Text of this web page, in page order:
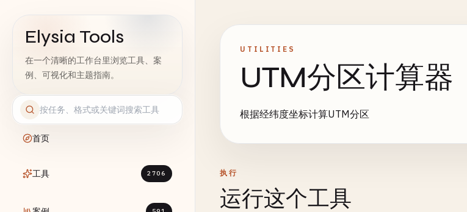
Elysia Tools
在一个清晰的工作台里浏览工具、案
例、可视化和主题指南。
首页
工具 2706
UTILITIES
UTM分区计算器
根据经纬度坐标计算UTM分区
执行
运行这个工具